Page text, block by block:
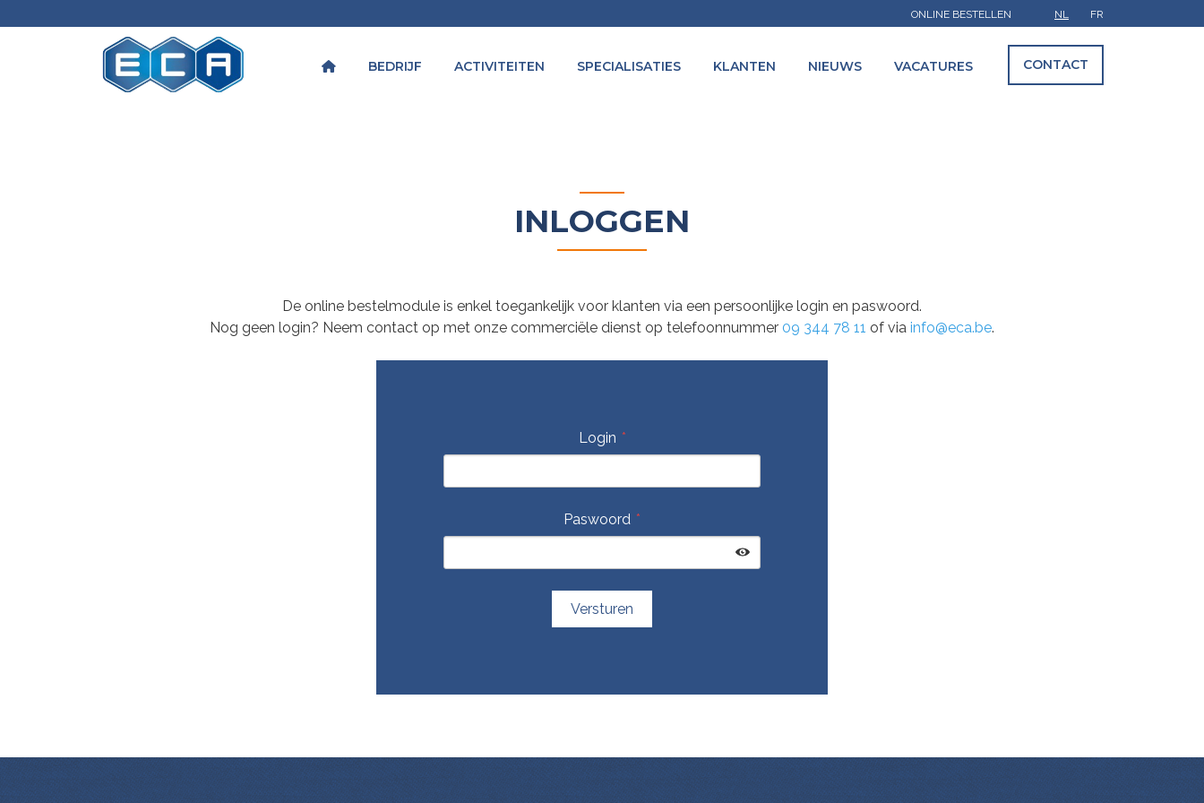
ONLINE BESTELLEN NL FR
BEDRIJF ACTIVITEITEN SPECIALISATIES KLANTEN NIEUWS VACATURES CONTACT
INLOGGEN
De online bestelmodule is enkel toegankelijk voor klanten via een persoonlijke login en paswoord.
Nog geen login? Neem contact op met onze commerciële dienst op telefoonnummer 09 344 78 11 of via info@eca.be.
Login
Paswoord
Versturen